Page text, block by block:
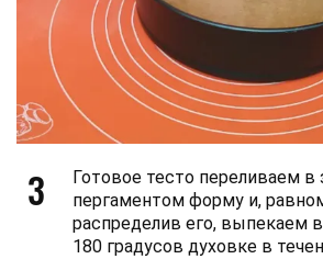
3
Готовое тесто переливаем в
пергаментом форму и,
распределив его, выпекаем
180 градусов духовке в